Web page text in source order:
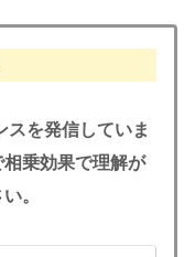
を発信していま
乗効果で理解が
。